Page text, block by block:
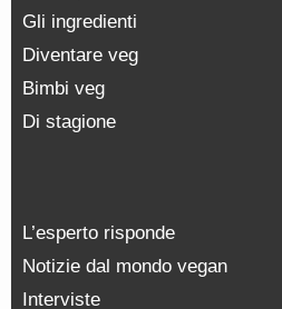
Gli ingredienti
Diventare veg
Bimbi veg
Di stagione
L’esperto risponde
Notizie dal mondo vegan
Interviste